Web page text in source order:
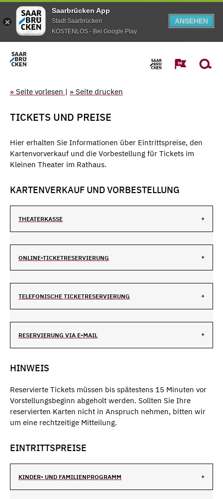
Saarbrücken App
Stadt Saarbrücken
KOSTENLOS - Bei Google Play
ANSEHEN
» Seite vorlesen | » Seite drucken
TICKETS UND PREISE
Hier erhalten Sie Informationen über Eintrittspreise, den
Kartenvorverkauf und die Vorbestellung für Tickets im
Kleinen Theater im Rathaus.
KARTENVERKAUF UND VORBESTELLUNG
THEATERKASSE
ONLINE-TICKETRESERVIERUNG
TELEFONISCHE TICKETRESERVIERUNG
RESERVIERUNG VIA E-MAIL
HINWEIS
Reservierte Tickets müssen bis spätestens 15 Minuten vor
Vorstellungsbeginn abgeholt werden. Sollten Sie Ihre
reservierten Karten nicht in Anspruch nehmen, bitten wir
um eine rechtzeitige Mitteilung.
EINTRITTSPREISE
KINDER- UND FAMILIENPROGRAMM